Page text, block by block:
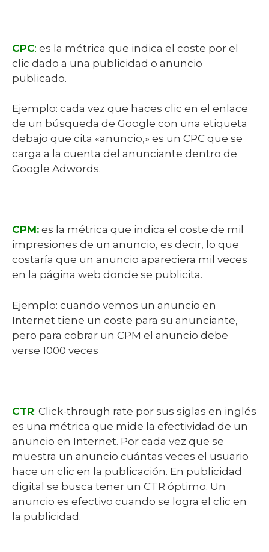
CPC: es la métrica que indica el coste por el
clic dado a una publicidad o anuncio
publicado.
Ejemplo: cada vez que haces clic en el enlace
de un búsqueda de Google con una etiqueta
debajo que cita «anuncio,» es un CPC que se
carga a la cuenta del anunciante dentro de
Google Adwords.
CPM: es la métrica que indica el coste de mil
impresiones de un anuncio, es decir, lo que
costaría que un anuncio apareciera mil veces
en la página web donde se publicita.
Ejemplo: cuando vemos un anuncio en
Internet tiene un coste para su anunciante,
pero para cobrar un CPM el anuncio debe
verse 1000 veces
CTR: Click-through rate por sus siglas en inglés
es una métrica que mide la efectividad de un
anuncio en Internet. Por cada vez que se
muestra un anuncio cuántas veces el usuario
hace un clic en la publicación. En publicidad
digital se busca tener un CTR óptimo. Un
anuncio es efectivo cuando se logra el clic en
la publicidad.